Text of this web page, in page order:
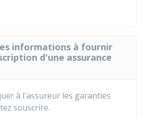
informations à fournir
d'une assurance
à l'assureur les garanties
souscrire.